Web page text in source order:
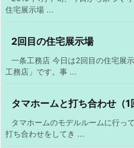
住宅展示場 ...
2回目の住宅展示場
一条工務店 今日は2回目の住宅展
工務店」です。事 ...
タマホームと打ち合わせ（1
タマホームのモデルルームに行っ
打ち合わせをしてき ...